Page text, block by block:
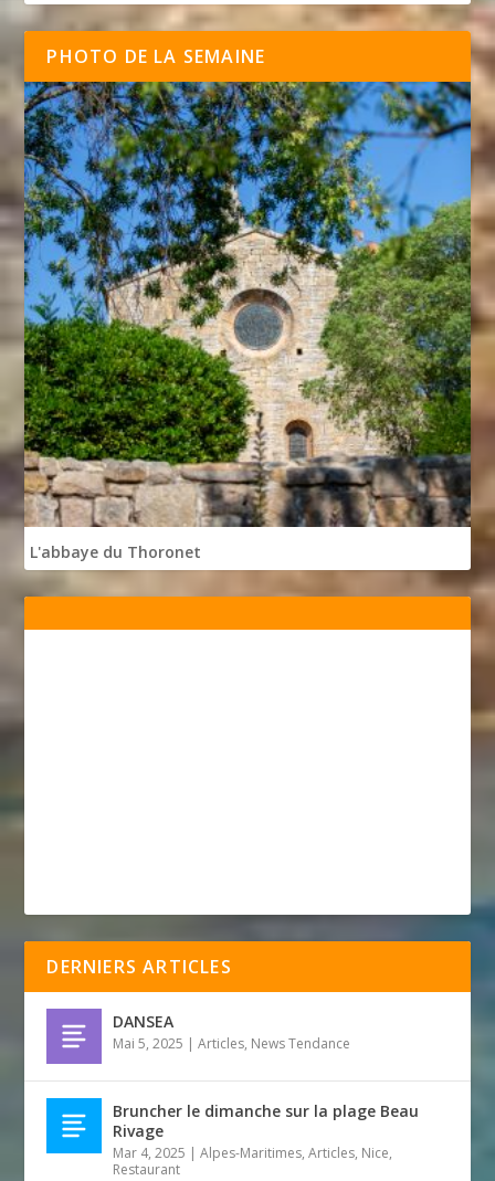
PHOTO DE LA SEMAINE
L'abbaye du Thoronet
DERNIERS ARTICLES
DANSEA
Mai 5, 2025 |Articles, News Tendance
Bruncher le dimanche sur la plage Beau
Rivage
Mar 4, 2025 |Alpes-Maritimes,Articles, Nice,
Restaurant